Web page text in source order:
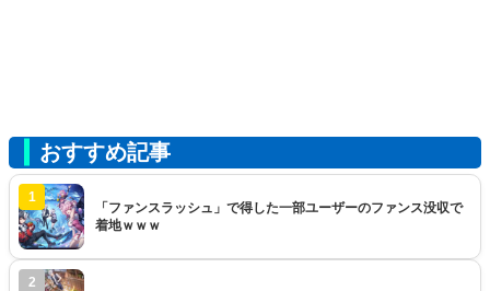
おすすめ記事
1
「ファンスラッシュ」で得した一部ユーザーのファンス没収で
着地ｗｗｗ
2